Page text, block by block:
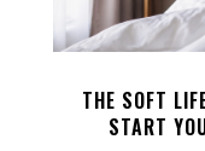
THE SOFT
START